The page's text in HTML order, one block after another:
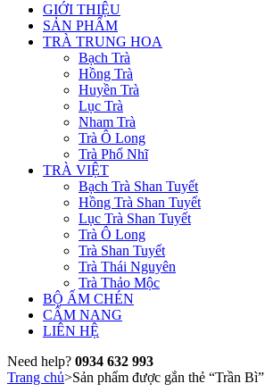
GIỚI THIỆU
SẢN PHẨM
TRÀ TRUNG HOA
Bạch Trà
Hồng Trà
Huyền Trà
Lục Trà
Nham Trà
Trà Ô Long
Trà Phổ Nhĩ
TRÀ VIỆT
Bạch Trà Shan Tuyết
Hồng Trà Shan Tuyết
Lục Trà Shan Tuyết
Trà Ô Long
Trà Shan Tuyết
Trà Thái Nguyên
Trà Thảo Mộc
BỘ ẤM CHÉN
CẨM NANG
LIÊN HỆ
Need help? 0934 632 993
Trang chủ>Sản phẩm được gắn thẻ “Trần Bì”